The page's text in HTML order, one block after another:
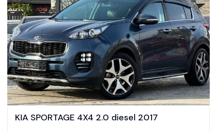
KIA SPORTAGE 4X4 2.0 diesel 2017